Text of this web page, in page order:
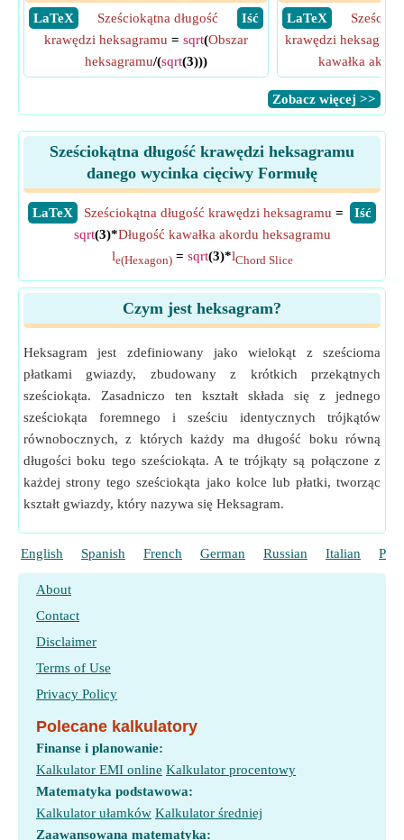
​ LaTeX
​ Iść
Sześciokątna długość
krawędzi heksagramu = sqrt(Obszar
heksagramu/(sqrt(3)))
​ LaTeX
krawędzi
kawałka
​Zobacz więcej >>
Sześciokątna długość krawędzi heksagramu
danego wycinka cięciwy Formułę
​LaTeX ​Iść
Sześciokątna długość krawędzi heksagramu =
sqrt(3)*Długość kawałka akordu heksagramu
le(Hexagon)= sqrt(3)*lChord Slice
Czym jest heksagram?
Heksagram jest zdefiniowany jako wielokąt z sześcioma
płatkami gwiazdy, zbudowany z krótkich przekątnych
sześciokąta. Zasadniczo ten kształt składa się z jednego
sześciokąta foremnego i sześciu identycznych trójkątów
równobocznych, z których każdy ma długość boku równą
długości boku tego sześciokąta. A te trójkąty są połączone z
każdej strony tego sześciokąta jako kolce lub płatki, tworząc
kształt gwiazdy, który nazywa się Heksagram.
English Spanish French German Russian Italian
About
Contact
Disclaimer
Terms of Use
Privacy Policy
Polecane kalkulatory
Finanse i planowanie:
Kalkulator EMI online Kalkulator procentowy
Matematyka podstawowa:
Kalkulator ułamków Kalkulator średniej
Zaawansowana matematyka: